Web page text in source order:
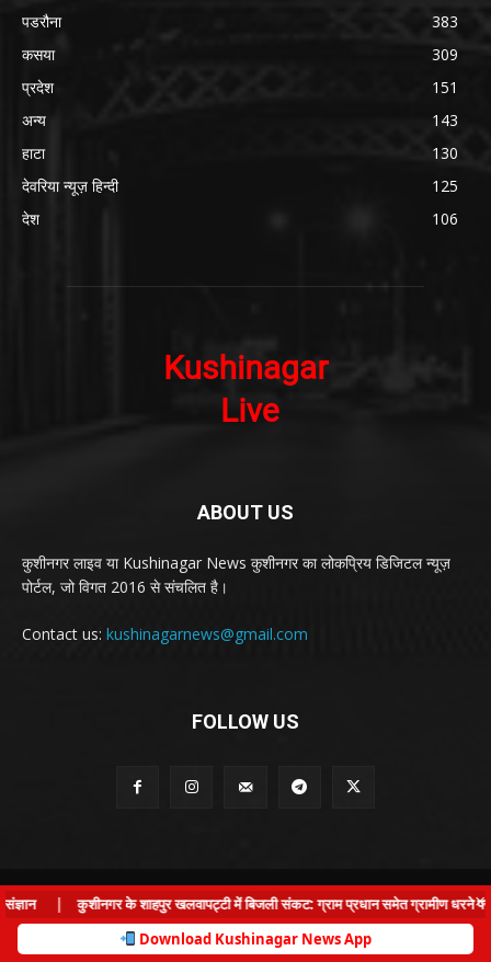
पडरौना
383
कसया
309
प्रदेश
151
अन्य
143
हाटा
130
देवरिया न्यूज़ हिन्दी
125
देश
106
ABOUT US
कुशीनगर लाइव या Kushinagar News कुशीनगर का लोकप्रिय डिजिटल न्यूज़
पोर्टल, जो विगत 2016 से संचलित है।
Contact us: kushinagarnews@gmail.com
FOLLOW US
© Kushinagar Live - 2022
Home About us Privacy Policy Contact us
×
कुशीनगर के शाहपुर खलवापट्टी में बिजली संकट: ग्राम प्रधान समेत ग्रामीण धरने पर बैठे
Download Kushinagar News App